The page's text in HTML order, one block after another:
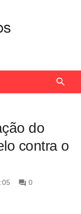
do
contra o
0